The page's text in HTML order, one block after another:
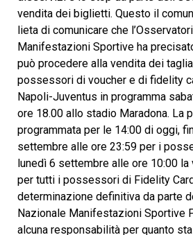
vendita dei biglietti. Questo il
lieta di comunicare che
Manifestazioni Sportive ha
può procedere alla vendita dei
possessori di voucher e di fidelity
Napoli-Juventus in programma
ore 18.00 allo stadio Maradona. La
programmata per le 14:00 di oggi,
settembre alle ore 23:59 per i
lunedì 6 settembre alle ore 10:00
per tutti i possessori di Fidelity
determinazione definitiva da parte
Nazionale Manifestazioni Sportive
alcuna responsabilità per quanto